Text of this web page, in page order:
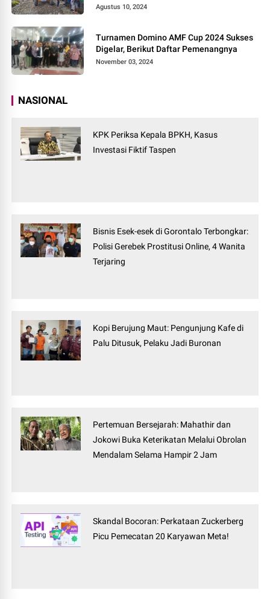
Agustus 10, 2024
Turnamen Domino AMF Cup 2024 Sukses
Digelar, Berikut Daftar Pemenangnya
November 03, 2024
NASIONAL
KPK Periksa Kepala BPKH, Kasus
Investasi Fiktif Taspen
Bisnis Esek-esek di Gorontalo Terbongkar:
Polisi Gerebek Prostitusi Online, 4 Wanita
Terjaring
Kopi Berujung Maut: Pengunjung Kafe di
Palu Ditusuk, Pelaku Jadi Buronan
Pertemuan Bersejarah: Mahathir dan
Jokowi Buka Keterikatan Melalui Obrolan
Mendalam Selama Hampir 2 Jam
Skandal Bocoran: Perkataan Zuckerberg
Picu Pemecatan 20 Karyawan Meta!